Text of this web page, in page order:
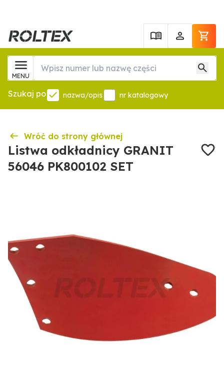
MENU
Szukaj po nazwa/opis nr katalogowy
Wróć do strony głównej
Listwa odkładnicy GRANIT
56046 PK800102 SET